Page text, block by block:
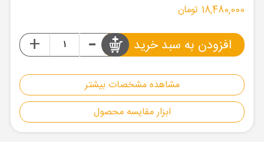
مشاهده مشخصات بیشتر
ابزار مقایسه محصول
18,480,000 تومان
-
+ افزودن به سبد خرید